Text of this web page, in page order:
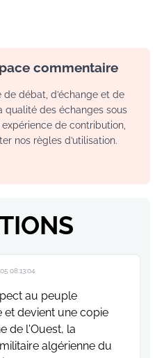
commentaire
de débat, d’échange et de
qualité des échanges sous
de contribution,
nos règles d’utilisation.
08:13:04
au peuple
et devient une copie
de l'Ouest, la
algérienne du